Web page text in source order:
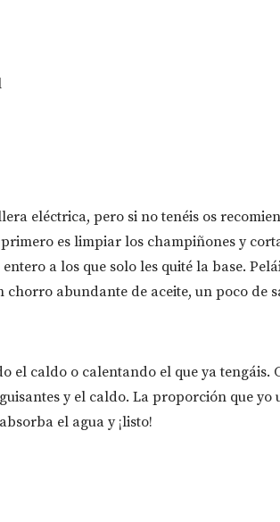
eléctrica, pero si no tenéis os
es limpiar los champiñones y
a los que solo les quité la base.
chorro abundante de aceite, un poco de
el caldo o calentando el que ya tengáis.
y el caldo. La proporción que yo
el agua y ¡listo!